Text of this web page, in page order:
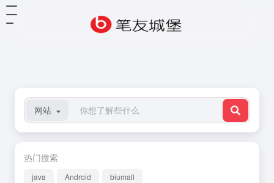
网站
热门搜索
java Android biumall